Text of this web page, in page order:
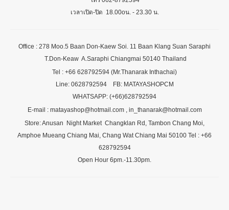
เวลาเปิด-ปิด 18.00oน. - 23.30 น.
Office : 278 Moo.5 Baan Don-Kaew Soi. 11 Baan Klang Suan Saraphi
T.Don-Keaw A.Saraphi Chiangmai 50140 Thailand
Tel : +66 628792594 (Mr.Thanarak Inthachai)
Line: 0628792594 FB: MATAYASHOPCM
WHATSAPP: (+66)628792594
E-mail : matayashop@hotmail.com , in_thanarak@hotmail.com
Store: Anusan Night Market Changklan Rd, Tambon Chang Moi,
Amphoe Mueang Chiang Mai, Chang Wat Chiang Mai 50100 Tel : +66
628792594
Open Hour 6pm.-11.30pm.